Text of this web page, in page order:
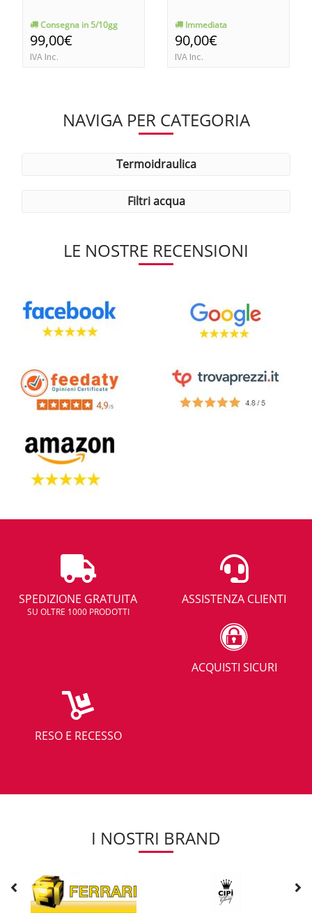
Consegna in 5/10gg
99,00€
IVA Inc.
Immediata
90,00€
IVA Inc.
NAVIGA PER CATEGORIA
termoidraulica
filtri acqua
LE NOSTRE RECENSIONI
SPEDIZIONE GRATUITA
SU OLTRE 1000 PRODOTTI
ASSISTENZA CLIENTI
ACQUISTI SICURI
RESO E RECESSO
I NOSTRI BRAND